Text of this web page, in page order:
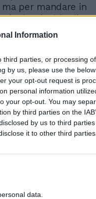
Information
parties, or processing
by us, please use the
your opt-out request is
personal information
your opt-out. You may
by third parties on the
by us to third
it to other third parties.
data.
per mandare in
ad arricchire il
con quella che è
condotta da
Rambaldi che
dei Famosi".
Vanessa